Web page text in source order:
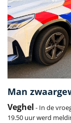
Man
Veghel - In de
19.50 uur werd